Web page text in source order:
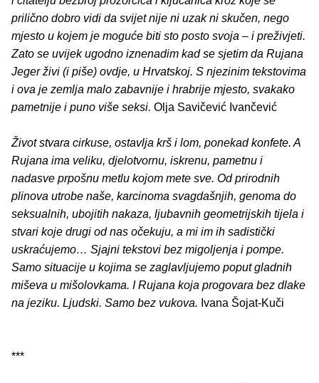
prilično dobro vidi da svijet nije ni uzak ni skučen, nego
mjesto u kojem je moguće biti sto posto svoja – i preživjeti.
Zato se uvijek ugodno iznenadim kad se sjetim da Rujana
Jeger živi (i piše) ovdje, u Hrvatskoj. S njezinim tekstovima
i ova je zemlja malo zabavnije i hrabrije mjesto, svakako
pametnije i puno više seksi. Olja Savičević Ivančević
Život stvara cirkuse, ostavlja krš i lom, ponekad konfete. A
Rujana ima veliku, djelotvornu, iskrenu, pametnu i
nadasve prpošnu metlu kojom mete sve. Od prirodnih
plinova utrobe naše, karcinoma svagdašnjih, genoma do
seksualnih, ubojitih nakaza, ljubavnih geometrijskih tijela i
stvari koje drugi od nas očekuju, a mi im ih sadistički
uskraćujemo… Sjajni tekstovi bez migoljenja i pompe.
Samo situacije u kojima se zaglavljujemo poput gladnih
miševa u mišolovkama. I Rujana koja progovara bez dlake
na jeziku. Ljudski. Samo bez vukova. Ivana Šojat-Kuči
***